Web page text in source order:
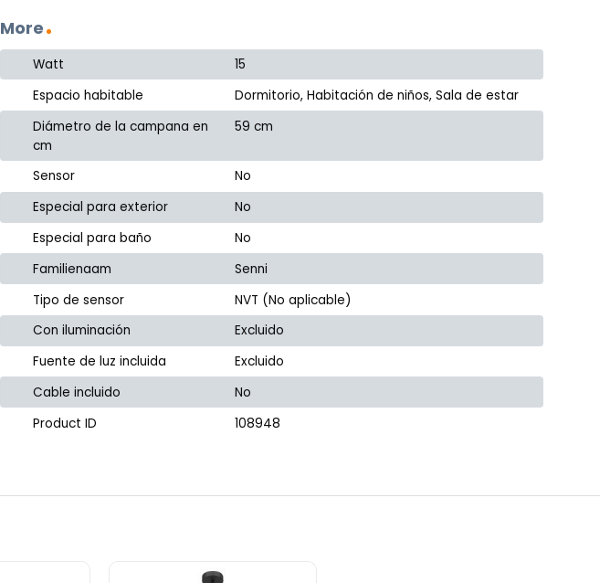
More
Watt
15
Espacio habitable
Dormitorio, Habitación de niños, Sala de estar
Diámetro de la campana en
cm
59 cm
Sensor
No
Especial para exterior
No
Especial para baño
No
Familienaam
Senni
Tipo de sensor
NVT (No aplicable)
Con iluminación
Excluido
Fuente de luz incluida
Excluido
Cable incluido
No
Product ID
108948